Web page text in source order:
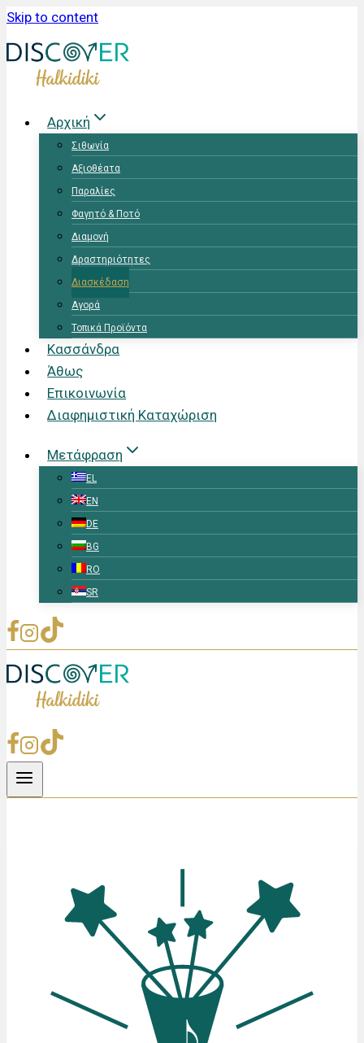
Skip to content
Αρχική
Σιθωνία
Αξιοθέατα
Παραλίες
Φαγητό & Ποτό
Διαμονή
Δραστηριότητες
Διασκέδαση
Αγορά
Τοπικά Προϊόντα
Κασσάνδρα
Άθως
Επικοινωνία
Διαφημιστική Καταχώριση
Μετάφραση
EL
EN
DE
BG
RO
SR